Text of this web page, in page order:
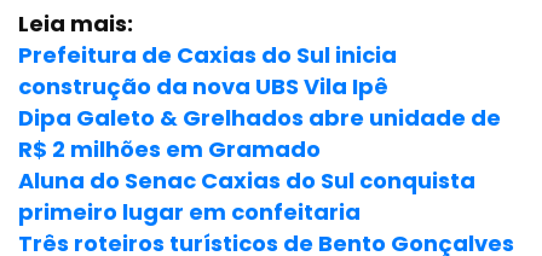
Leia mais:
Prefeitura de Caxias do Sul inicia
construção da nova UBS Vila Ipê
Dipa Galeto & Grelhados abre unidade de
R$ 2 milhões em Gramado
Aluna do Senac Caxias do Sul conquista
primeiro lugar em confeitaria
Três roteiros turísticos de Bento Gonçalves